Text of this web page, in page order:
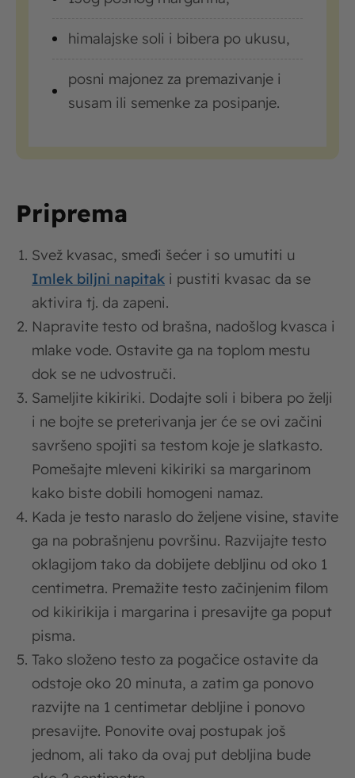
himalajske soli i bibera po ukusu,
posni majonez za premazivanje i
susam ili semenke za posipanje.
Priprema
Svež kvasac, smeđi šećer i so umutiti u
Imlek biljni napitak i pustiti kvasac da se
aktivira tj. da zapeni.
Napravite testo od brašna, nadošlog kvasca i
mlake vode. Ostavite ga na toplom mestu
dok se ne udvostruči.
Sameljite kikiriki. Dodajte soli i bibera po želji
i ne bojte se preterivanja jer će se ovi začini
savršeno spojiti sa testom koje je slatkasto.
Pomešajte mleveni kikiriki sa margarinom
kako biste dobili homogeni namaz.
Kada je testo naraslo do željene visine, stavite
ga na pobrašnjenu površinu. Razvijajte testo
oklagijom tako da dobijete debljinu od oko 1
centimetra. Premažite testo začinjenim filom
od kikirikija i margarina i presavijte ga poput
pisma.
Tako složeno testo za pogačice ostavite da
odstoje oko 20 minuta, a zatim ga ponovo
razvijte na 1 centimetar debljine i ponovo
presavijte. Ponovite ovaj postupak još
jednom, ali tako da ovaj put debljina bude